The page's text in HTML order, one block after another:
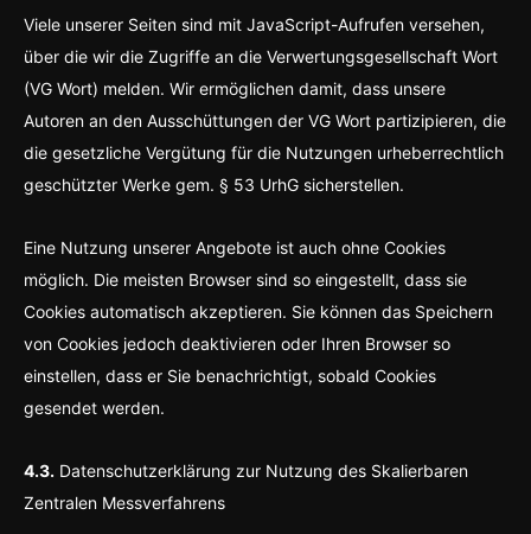
Viele unserer Seiten sind mit JavaScript-Aufrufen versehen,
über die wir die Zugriffe an die Verwertungsgesellschaft Wort
(VG Wort) melden. Wir ermöglichen damit, dass unsere
Autoren an den Ausschüttungen der VG Wort partizipieren, die
die gesetzliche Vergütung für die Nutzungen urheberrechtlich
geschützter Werke gem. § 53 UrhG sicherstellen.
Eine Nutzung unserer Angebote ist auch ohne Cookies
möglich. Die meisten Browser sind so eingestellt, dass sie
Cookies automatisch akzeptieren. Sie können das Speichern
von Cookies jedoch deaktivieren oder Ihren Browser so
einstellen, dass er Sie benachrichtigt, sobald Cookies
gesendet werden.
4.3. Datenschutzerklärung zur Nutzung des Skalierbaren
Zentralen Messverfahrens